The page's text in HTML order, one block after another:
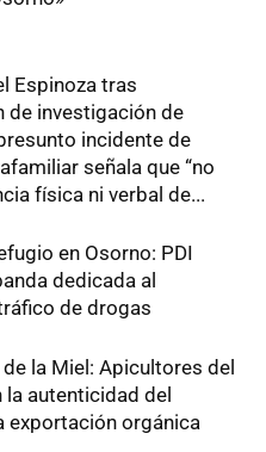
Espinoza tras
de investigación de
incidente de
señala que “no
física ni verbal de...
en Osorno: PDI
dedicada al
de drogas
la Miel: Apicultores del
autenticidad del
exportación orgánica